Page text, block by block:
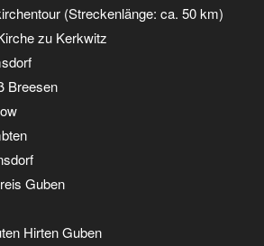
(Streckenlänge: ca. 50 km)
zu Kerkwitz
Breesen
Guben
Hirten Guben